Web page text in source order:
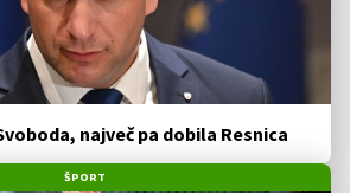
največ pa dobila Resnica
ŠPORT